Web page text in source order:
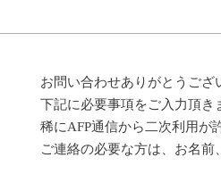
お問い合わせありがとうござ
下記に必要事項をご入力頂
稀にAFP通信から二次利用が
ご連絡の必要な方は、お名